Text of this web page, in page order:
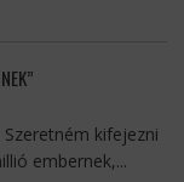
kifejezni
embernek,...